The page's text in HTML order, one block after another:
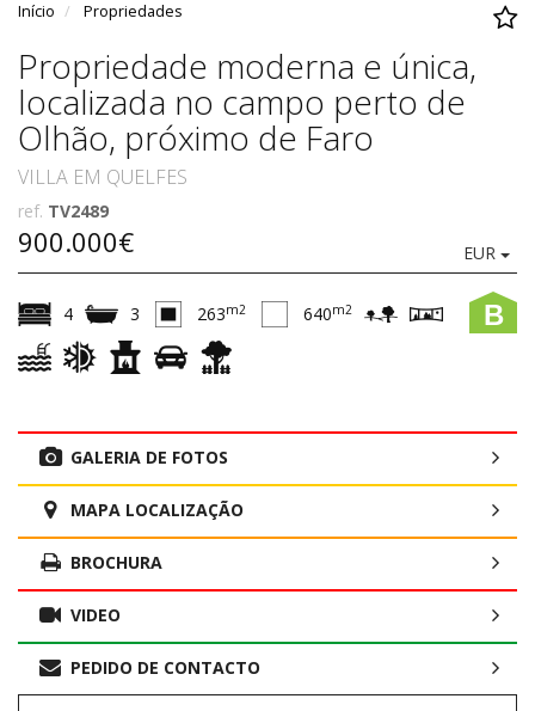
Início Propriedades
Propriedade moderna e única,
localizada no campo perto de
Olhão, próximo de Faro
VILLA EM QUELFES
ref. TV2489
900.000€ EUR
B
4 3 263m2 640m2
GALERIA DE FOTOS
MAPA LOCALIZAÇÃO
BROCHURA
VIDEO
PEDIDO DE CONTACTO